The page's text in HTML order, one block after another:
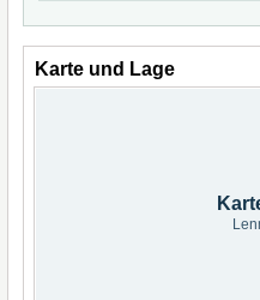
Karte und Lage